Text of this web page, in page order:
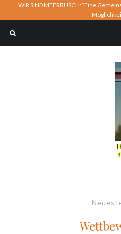
WIR SIND MEERBUSCH: *Eine
Neueste